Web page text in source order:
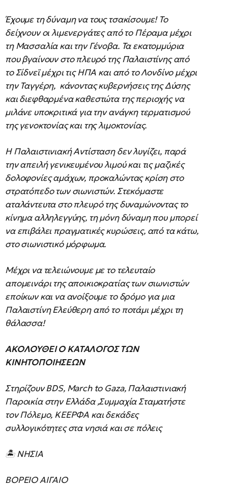
Έχουμε τη δύναμη να τους τσακίσουμε! Το
δείχνουν οι λιμενεργάτες από το Πέραμα μέχρι
τη Μασσαλία και την Γένοβα. Τα εκατομμύρια
που βγαίνουν στο πλευρό της Παλαιστίνης από
το Σίδνεϊ μέχρι τις ΗΠΑ και από το Λονδίνο μέχρι
την Ταγγέρη, κάνοντας κυβερνήσεις της Δύσης
και διεφθαρμένα καθεστώτα της περιοχής να
μιλάνε υποκριτικά για την ανάγκη τερματισμού
της γενοκτονίας και της λιμοκτονίας.
Η Παλαιστινιακή Αντίσταση δεν λυγίζει, παρά
την απειλή γενικευμένου λιμού και τις μαζικές
δολοφονίες αμάχων, προκαλώντας κρίση στο
στρατόπεδο των σιωνιστών. Στεκόμαστε
αταλάντευτα στο πλευρό της δυναμώνοντας το
κίνημα αλληλεγγύης, τη μόνη δύναμη που μπορεί
να επιβάλει πραγματικές κυρώσεις, από τα κάτω,
στο σιωνιστικό μόρφωμα.
Μέχρι να τελειώνουμε με το τελευταίο
απομεινάρι της αποικιοκρατίας των σιωνιστών
εποίκων και να ανοίξουμε το δρόμο για μια
Παλαιστίνη Ελεύθερη από το ποτάμι μέχρι τη
θάλασσα!
ΑΚΟΛΟΥΘΕΙ Ο ΚΑΤΑΛΟΓΟΣ ΤΩΝ
ΚΙΝΗΤΟΠΟΙΗΣΕΩΝ
Στηρίζουν BDS, March to Gaza, Παλαιστινιακή
Παροικία στην Ελλάδα ,Συμμαχία Σταματήστε
τον Πόλεμο, ΚΕΕΡΦΑ και δεκάδες
συλλογικότητες στα νησιά και σε πόλεις
🏝 ΝΗΣΙΑ
ΒΟΡΕΙΟ ΑΙΓΑΙΟ